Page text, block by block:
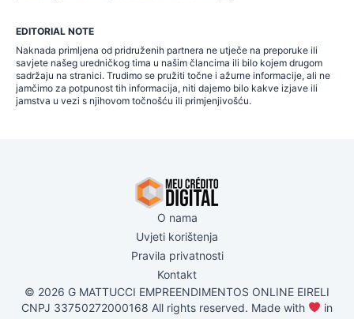
EDITORIAL NOTE
Naknada primljena od pridruženih partnera ne utječe na preporuke ili
savjete našeg uredničkog tima u našim člancima ili bilo kojem drugom
sadržaju na stranici. Trudimo se pružiti točne i ažurne informacije, ali ne
jamčimo za potpunost tih informacija, niti dajemo bilo kakve izjave ili
jamstva u vezi s njihovom točnošću ili primjenjivošću.
O nama
Uvjeti korištenja
Pravila privatnosti
Kontakt
© 2026 G MATTUCCI EMPREENDIMENTOS ONLINE EIRELI
CNPJ 33750272000168 All rights reserved. Made with
in